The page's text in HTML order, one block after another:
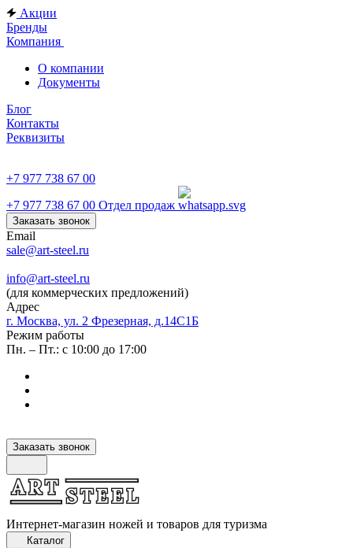
Акции
Бренды
Компания
О компании
Документы
Блог
Контакты
Реквизиты
+7 977 738 67 00
+7 977 738 67 00 Отдел продаж
Заказать звонок
Email
sale@art-steel.ru
info@art-steel.ru
(для коммерческих предложений)
Адрес
г. Москва, ул. 2 Фрезерная, д.14С1Б
Режим работы
Пн. – Пт.: с 10:00 до 17:00
Заказать звонок
Интернет-магазин ножей и товаров для туризма
Каталог